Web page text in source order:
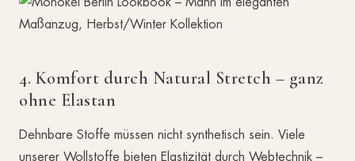
4. Komfort durch Natural Stretch – ganz
ohne Elastan
Dehnbare Stoffe müssen nicht synthetisch sein. Viele
unserer Wollstoffe bieten Elastizität durch Webtechnik –